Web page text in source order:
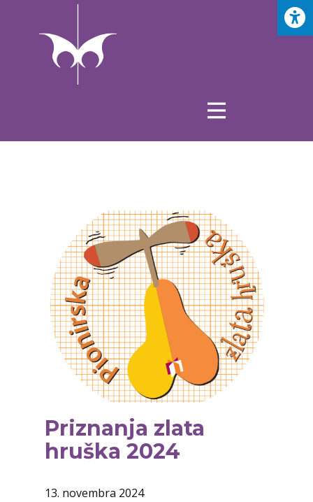
Priznanja zlata
hruška 2024
13. novembra 2024